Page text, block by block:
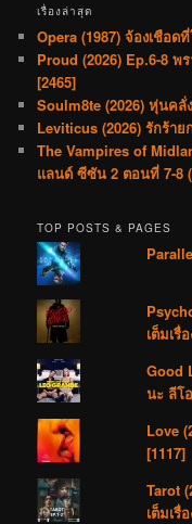
เรื่องล่าสุด
Opera (1987) จ้องเชือด
Proud (2026) Ep.6-8 พ
[2465]
Soulm8te (2026) หุ่นคลั่
Leviticus (2026) รักร้าย
The Vampires of
แลนด์ ซีซัน 2 ตอนที่ 7-8 (
TOP POSTS & PAGES
เต็มเรื่
Good
นะ ลีโ
Love
[1117]
Tarot
เต็มเรื่